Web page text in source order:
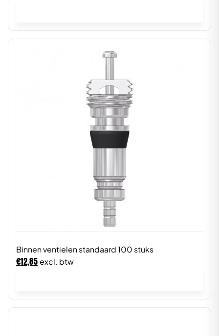
Binnen ventielen standaard 100 stuks
€12,85 excl. btw